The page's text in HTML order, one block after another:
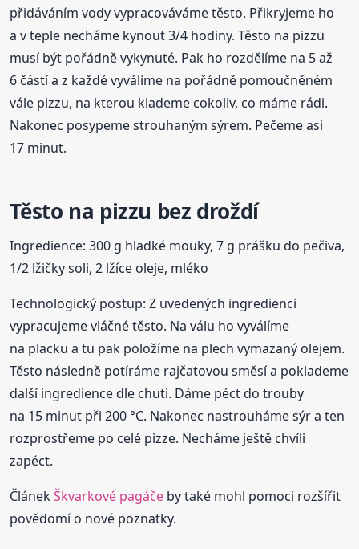
přidáváním vody vypracováváme těsto. Přikryjeme ho
a v teple necháme kynout 3/4 hodiny. Těsto na pizzu
musí být pořádně vykynuté. Pak ho rozdělíme na 5 až
6 částí a z každé vyválíme na pořádně pomoučněném
vále pizzu, na kterou klademe cokoliv, co máme rádi.
Nakonec posypeme strouhaným sýrem. Pečeme asi
17 minut.
Těsto na pizzu bez droždí
Ingredience: 300 g hladké mouky, 7 g prášku do pečiva,
1/2 lžičky soli, 2 lžíce oleje, mléko
Technologický postup: Z uvedených ingrediencí
vypracujeme vláčné těsto. Na válu ho vyválíme
na placku a tu pak položíme na plech vymazaný olejem.
Těsto následně potíráme rajčatovou směsí a poklademe
další ingredience dle chuti. Dáme péct do trouby
na 15 minut při 200 °C. Nakonec nastrouháme sýr a ten
rozprostřeme po celé pizze. Necháme ještě chvíli
zapéct.
ČlánekŠkvarkové pagáče by také mohl pomoci rozšířit
povědomí o nové poznatky.